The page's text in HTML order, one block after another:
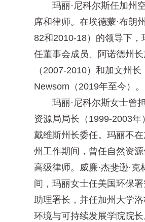
玛丽·尼科尔斯任加州
席和律师。在埃德蒙·布朗
82和2010-18）的领导下，
任董事会成员、阿诺德州
（2007-2010）和加文州长
Newsom（2019年至今）。
玛丽·尼科尔斯女士曾
资源局局长（1999-2003年
戴维斯州长委任。玛丽不
州工作期间，曾任自然资
高级律师。威廉·杰斐逊·克
间，玛丽女士任美国环保
助理署长，并任加州大学
环境与可持续发展学院院长